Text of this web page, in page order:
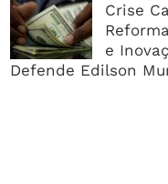
Crise
e
Defende Edilson
Dívida Pública Sobe
PIB e Pressão
Endividamento Interno